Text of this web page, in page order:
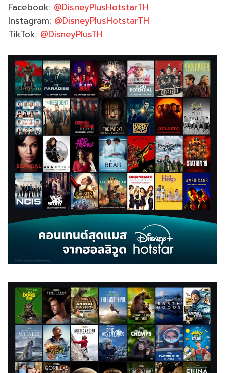
Facebook: @DisneyPlusHotstarTH
Instagram: @DisneyPlusHotstarTH
TikTok: @DisneyPlusTH